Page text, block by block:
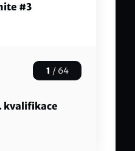
#3
1 / 64
kvalifikace